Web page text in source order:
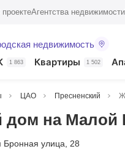
Агентства недвижимости
недвижимость
1 863 Квартиры 1 502
ЦАО Пресненский
на Малой
Бронная улица
28